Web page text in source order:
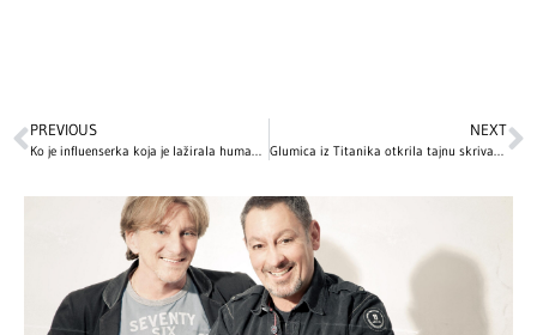
PREVIOUS
Ko je influenserka koja je lažirala humanitarnu akciju: Kjara Feranji u centru skandala
NEXT
Glumica iz Titanika otkrila tajnu skrivanu decenijama: OVA scena je izbačena iz filma nakon što je naišla na užasnute reakcije